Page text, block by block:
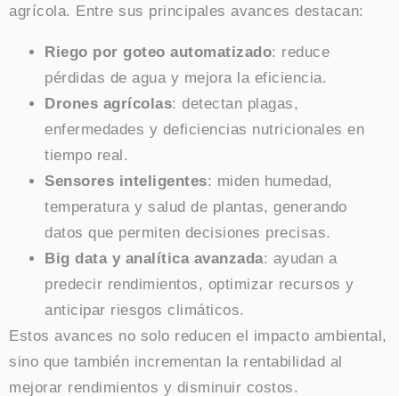
agrícola. Entre sus principales avances destacan:
Riego por goteo automatizado: reduce
pérdidas de agua y mejora la eficiencia.
Drones agrícolas: detectan plagas,
enfermedades y deficiencias nutricionales en
tiempo real.
Sensores inteligentes: miden humedad,
temperatura y salud de plantas, generando
datos que permiten decisiones precisas.
Big data y analítica avanzada: ayudan a
predecir rendimientos, optimizar recursos y
anticipar riesgos climáticos.
Estos avances no solo reducen el impacto ambiental,
sino que también incrementan la rentabilidad al
mejorar rendimientos y disminuir costos.